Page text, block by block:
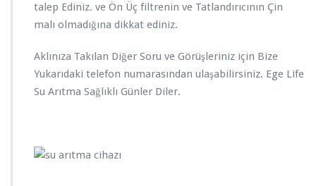
talep Ediniz. ve Ön Üç filtrenin ve Tatlandırıcının Çin
malı olmadığına dikkat ediniz.
Aklınıza Takılan Diğer Soru ve Görüşleriniz için Bize
Yukarıdaki telefon numarasından ulaşabilirsiniz. Ege Life
Su Arıtma Sağlıklı Günler Diler.